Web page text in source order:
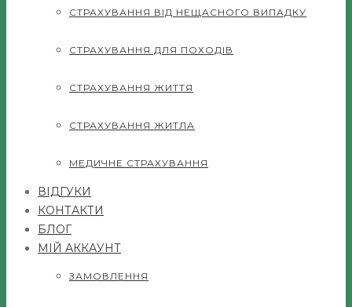
СТРАХУВАННЯ ВІД НЕЩАСНОГО ВИПАДКУ
СТРАХУВАННЯ ДЛЯ ПОХОДІВ
СТРАХУВАННЯ ЖИТТЯ
СТРАХУВАННЯ ЖИТЛА
МЕДИЧНЕ СТРАХУВАННЯ
ВІДГУКИ
КОНТАКТИ
БЛОГ
МІЙ АККАУНТ
ЗАМОВЛЕННЯ